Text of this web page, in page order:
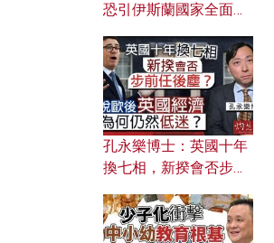
恐引伊斯蘭國家全面反
對付北約美國？
孔永樂博士：英國十年
換七相，新揆會否步前
濟為何仍然低迷？